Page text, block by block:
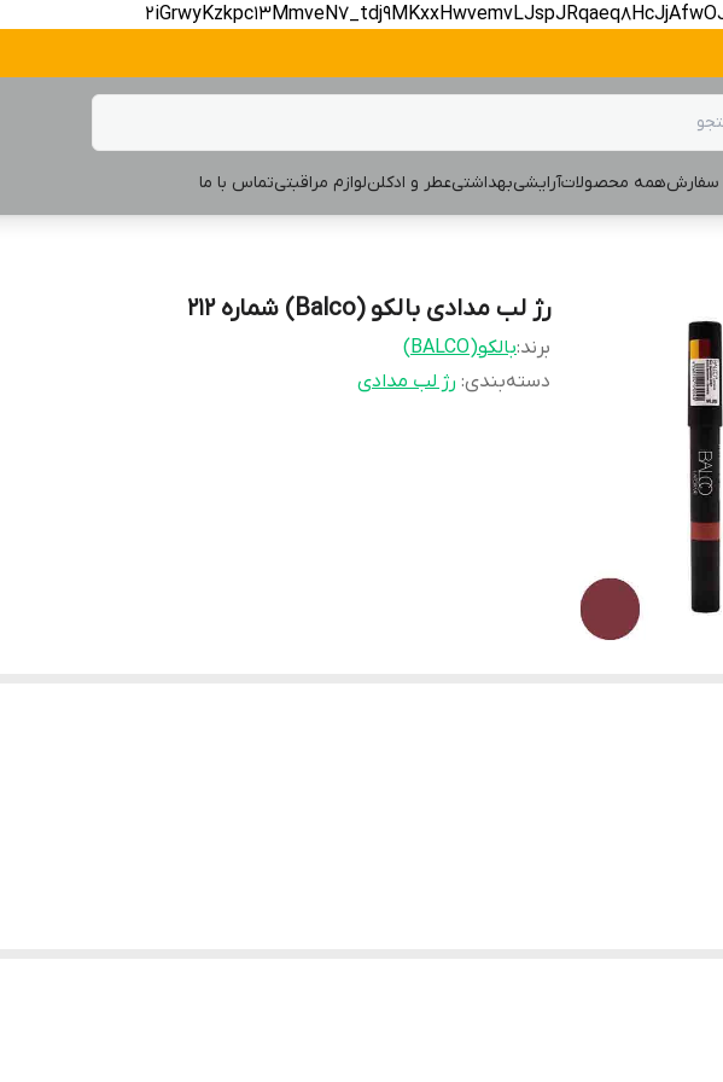
سفارشهمه محصولاتآرایشیبهداشتیعطر و ادکلنلوازم مراقبتیتماس با ما
رژ لب مدادی بالکو (Balco) شماره 212
برند:بالکو(BALCO)
دسته‌بندی: رژ لب مدادی
شدن برروی لب